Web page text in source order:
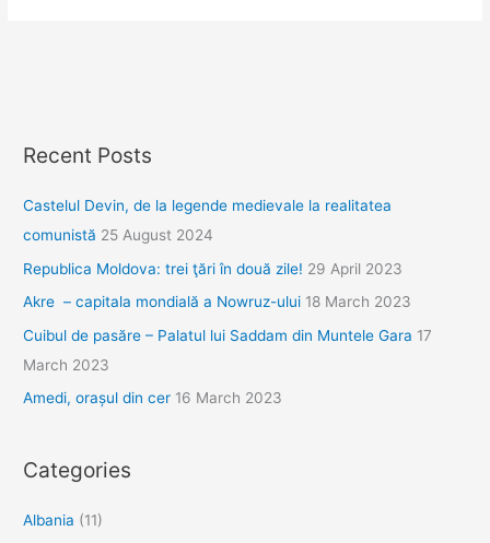
Recent Posts
Castelul Devin, de la legende medievale la realitatea
comunistă 25 August 2024
Republica Moldova: trei ţări în două zile! 29 April 2023
Akre – capitala mondială a Nowruz-ului 18 March 2023
Cuibul de pasăre – Palatul lui Saddam din Muntele Gara 17
March 2023
Amedi, orașul din cer 16 March 2023
Categories
Albania (11)